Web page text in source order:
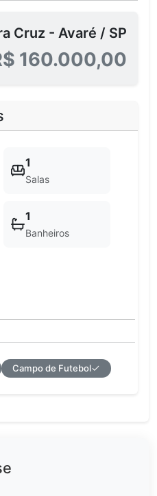
Cruz - Avaré / SP
160.000,00
1
Salas
1
Banheiros
Campo de Futebol